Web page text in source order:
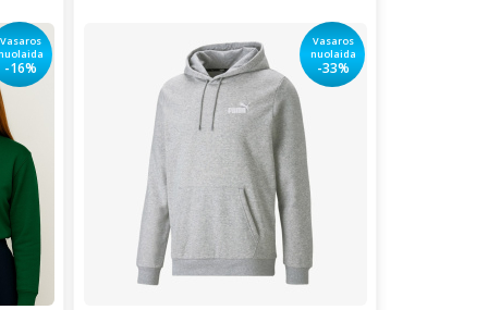
Vasaros
-16%
Vasaros
nuolaida
-33%